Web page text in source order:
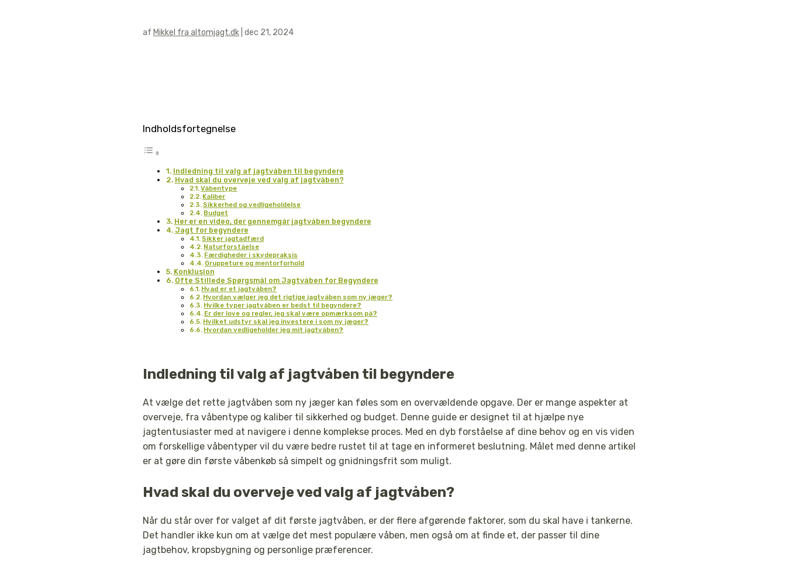
af Mikkel fra altomjagt.dk dec 21, 2024
Indholdsfortegnelse
Indledning til valg af jagtvåben til begyndere
Hvad skal du overveje ved valg af jagtvåben?
Våbentype
Kaliber
Sikkerhed og vedligeholdelse
Budget
Her er en video, der gennemgår jagtvåben begyndere
Jagt for begyndere
Sikker jagtadfærd
Naturforståelse
Færdigheder i skydepraksis
Gruppeture og mentorforhold
Konklusion
Ofte Stillede Spørgsmål om Jagtvåben for Begyndere
Hvad er et jagtvåben?
Hvordan vælger jeg det rigtige jagtvåben som ny jæger?
Hvilke typer jagtvåben er bedst til begyndere?
Er der love og regler, jeg skal være opmærksom på?
Hvilket udstyr skal jeg investere i som ny jæger?
Hvordan vedligeholder jeg mit jagtvåben?
Indledning til valg af jagtvåben til begyndere
At vælge det rette jagtvåben som ny jæger kan føles som en overvældende opgave. Der er mange aspekter at
overveje, fra våbentype og kaliber til sikkerhed og budget. Denne guide er designet til at hjælpe nye
jagtentusiaster med at navigere i denne komplekse proces. Med en dyb forståelse af dine behov og en vis viden
om forskellige våbentyper vil du være bedre rustet til at tage en informeret beslutning. Målet med denne artikel
er at gøre din første våbenkøb så simpelt og gnidningsfrit som muligt.
Hvad skal du overveje ved valg af jagtvåben?
Når du står over for valget af dit første jagtvåben, er der flere afgørende faktorer, som du skal have i tankerne.
Det handler ikke kun om at vælge det mest populære våben, men også om at finde et, der passer til dine
jagtbehov, kropsbygning og personlige præferencer.